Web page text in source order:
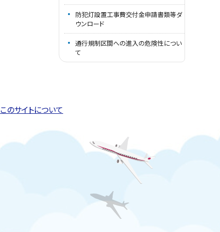
防犯灯設置工事費交付金申請書類等ダ
ウンロード
通行規制区間への進入の危険性につい
て
このサイトについて